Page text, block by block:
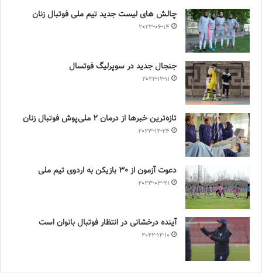
چالش هاى ليست جدید تيم ملى فوتبال زنان
2023-06-14
جنجال جدید در سوپرلیگ فوتسال
2022-12-11
تازه‌ترین خبرها از درمان ۲ ملی‌پوش فوتبال زنان
2023-12-24
دعوت آزمون از 30 بازیکن به اردوی تیم ملی
2023-03-21
آینده درخشانی در انتظار فوتبال بانوان است
2022-12-10